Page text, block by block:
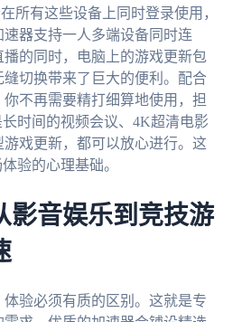
所有这些设备上同时登录使用，
器支持一人多端设备同时连
的同时，电脑上的游戏更新包
切换带来了巨大的便利。配合
不再需要精打细算地使用，担
时间的视频会议、4K超清电影
戏更新，都可以放心进行。这
验的心理基础。
影音娱乐到竞技游
验必须有质的区别。这就是专